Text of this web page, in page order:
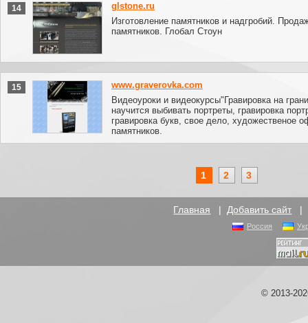
14
glstone.ru
Изготовление памятников и надгробий.
памятников. Глобал Стоун
15
www.graverovka.com
Видеоуроки и видеокурсы"Гравировка на
научится выбивать портреты, гравировка
гравировка букв, свое дело, художественое
памятников.
1 2 3
Главная | Добавить сайт |
Россия
© 2013-